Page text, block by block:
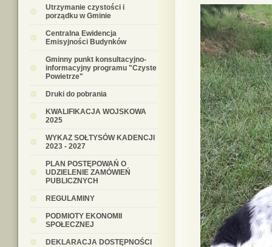
Utrzymanie czystości i
porządku w Gminie
Centralna Ewidencja
Emisyjności Budynków
Gminny punkt konsultacyjno-
informacyjny programu "Czyste
Powietrze"
Druki do pobrania
KWALIFIKACJA WOJSKOWA
2025
WYKAZ SOŁTYSÓW KADENCJI
2023 - 2027
PLAN POSTĘPOWAŃ O
UDZIELENIE ZAMÓWIEŃ
PUBLICZNYCH
REGULAMINY
PODMIOTY EKONOMII
SPOŁECZNEJ
DEKLARACJA DOSTĘPNOŚCI